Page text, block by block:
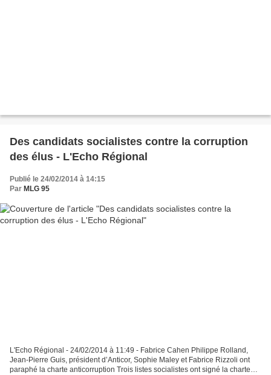
Des candidats socialistes contre la corruption
des élus - L'Echo Régional
Publié le 24/02/2014 à 14:15
Par MLG 95
L'Echo Régional - 24/02/2014 à 11:49 - Fabrice Cahen Philippe Rolland,
Jean-Pierre Guis, président d’Anticor, Sophie Maley et Fabrice Rizzoli ont
paraphé la charte anticorruption Trois listes socialistes ont signé la charte